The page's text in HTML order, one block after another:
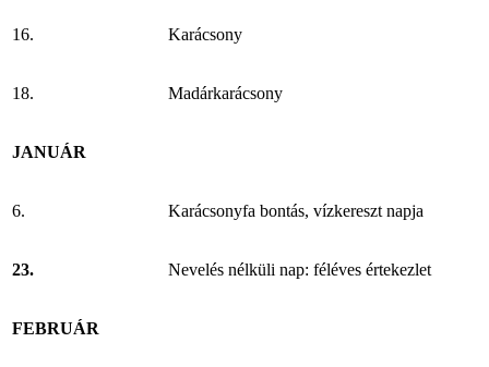
16. Karácsony
18. Madárkarácsony
JANUÁR
6. Karácsonyfa bontás, vízkereszt napja
23. Nevelés nélküli nap: féléves értekezlet
FEBRUÁR